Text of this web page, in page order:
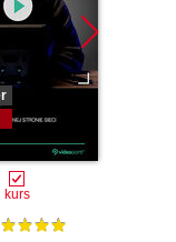
kurs